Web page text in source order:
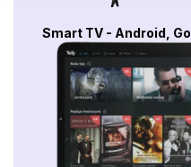
Smart TV - Android,